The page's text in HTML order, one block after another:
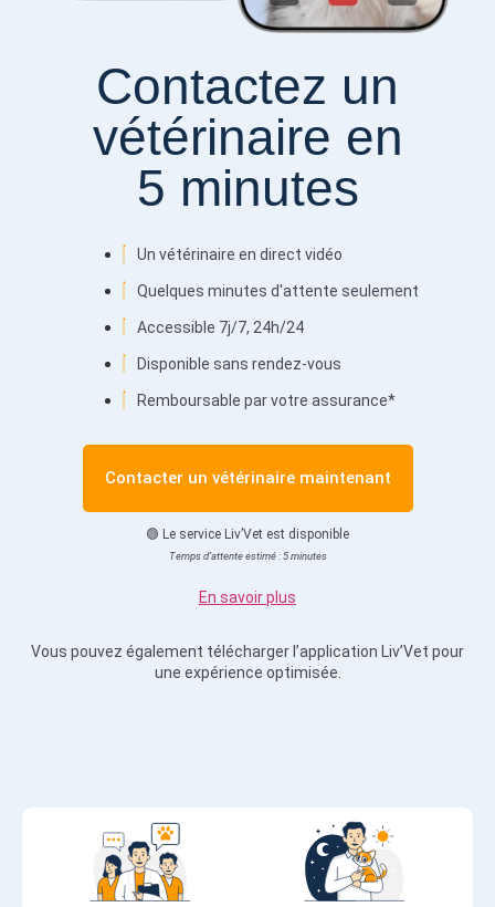
Contactez un
vétérinaire en
5 minutes
Un vétérinaire en direct vidéo
Quelques minutes d'attente seulement
Accessible 7j/7, 24h/24
Disponible sans rendez-vous
Remboursable par votre assurance*
Contacter un vétérinaire maintenant
🟢 Le service Liv’Vet est disponible
Temps d’attente estimé : 5 minutes
En savoir plus
Vous pouvez également télécharger l’application Liv’Vet pour
une expérience optimisée.